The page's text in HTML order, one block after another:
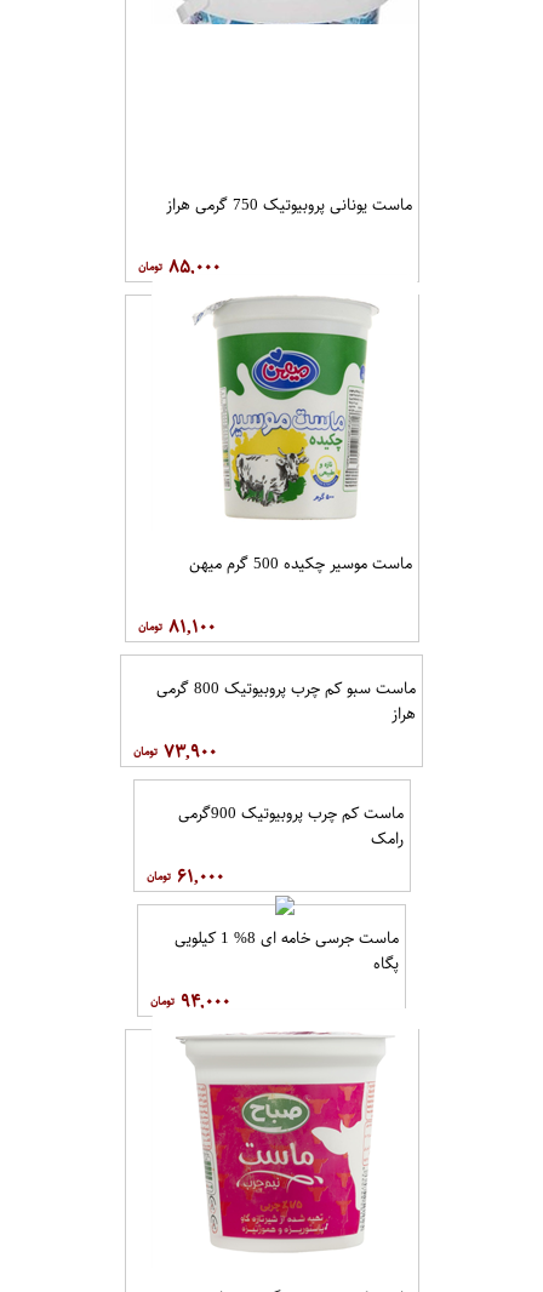
ماست یونانی پروبیوتیک 750 گرمی هراز
۸۵,۰۰۰
ماست موسیر چکیده 500 گرم میهن
۸۱,۱۰۰
ماست سبو کم چرب پروبیوتیک 800 گرمی
هراز
۷۳,۹۰۰
ماست کم چرب پروبیوتیک 900گرمی
رامک
۶۱,۰۰۰
ماست جرسی خامه ای 8% 1 کیلویی
پگاه
۹۴,۰۰۰